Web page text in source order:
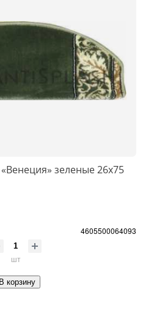
зеленые 26х75
4605500064093
шт
В корзину